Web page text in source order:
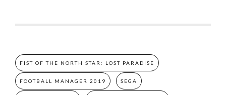
FIST OF THE NORTH STAR: LOST PARADISE
FOOTBALL MANAGER 2019 SEGA